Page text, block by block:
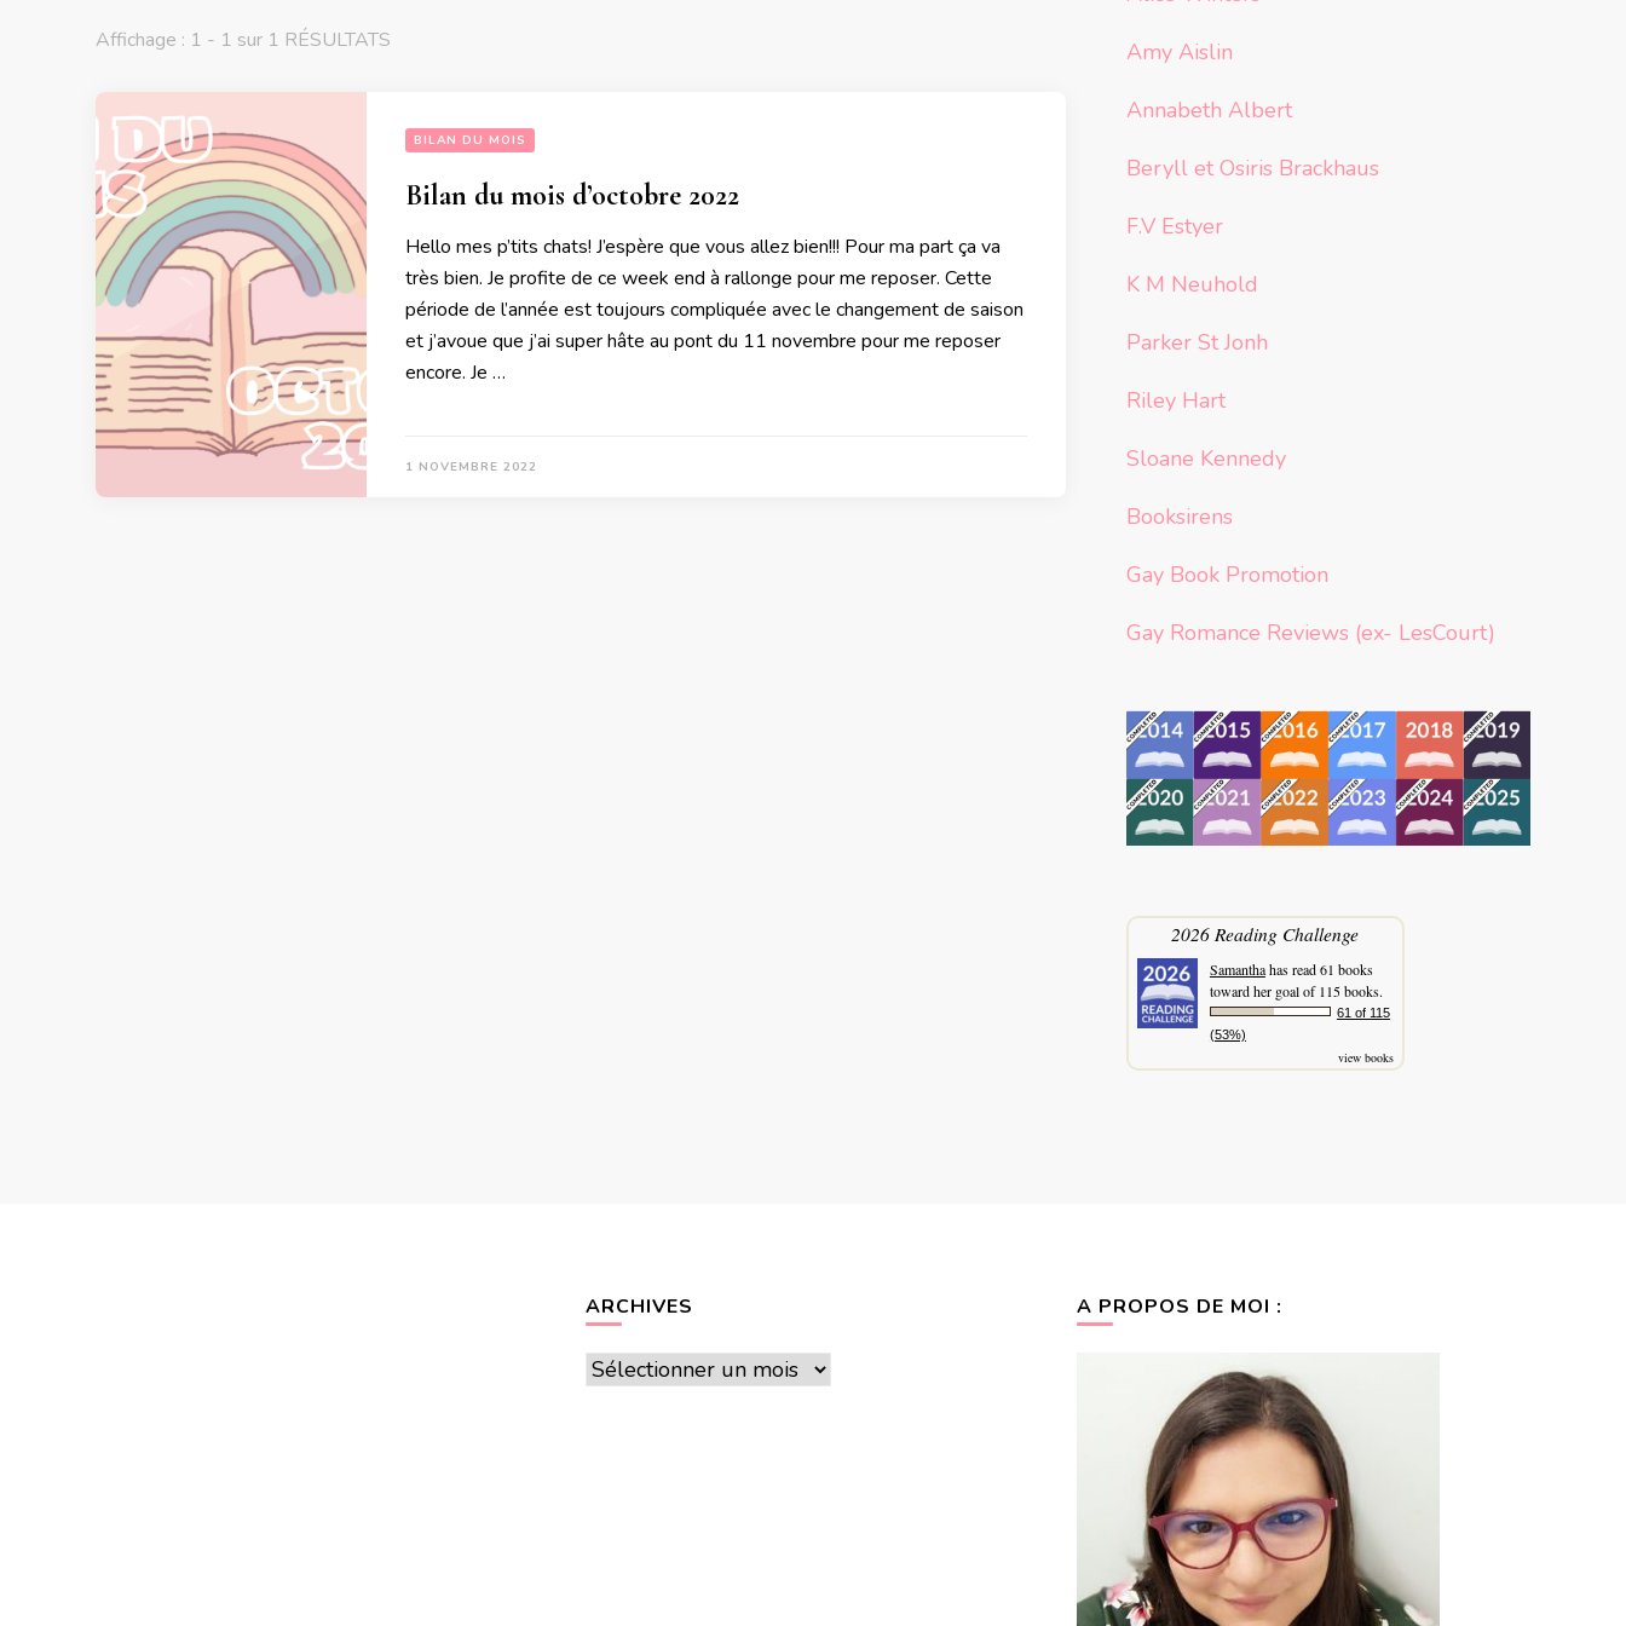
Affichage : 1 - 1 sur 1 RÉSULTATS
BILAN DU MOIS
Bilan du mois d’octobre 2022
Hello mes p’tits chats! J’espère que vous allez bien!!! Pour ma part ça va
très bien. Je profite de ce week end à rallonge pour me reposer. Cette
période de l’année est toujours compliquée avec le changement de saison
et j’avoue que j’ai super hâte au pont du 11 novembre pour me reposer
encore. Je …
1 NOVEMBRE 2022
Amy Aislin
Annabeth Albert
Beryll et Osiris Brackhaus
F.V Estyer
K M Neuhold
Parker St Jonh
Riley Hart
Sloane Kennedy
Booksirens
Gay Book Promotion
Gay Romance Reviews (ex- LesCourt)
2026 Reading Challenge
Samanthahas read 61 books
toward her goal of 115 books.
61 of 115
(53%)
view books
ARCHIVES
Archives
A PROPOS DE MOI :